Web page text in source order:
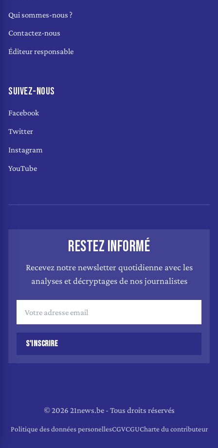
Qui sommes-nous ?
Contactez-nous
Éditeur responsable
SUIVEZ-NOUS
Facebook
Twitter
Instagram
YouTube
RESTEZ INFORMÉ
Recevez notre newsletter quotidienne avec les
analyses et décryptages de nos journalistes
S'INSCRIRE
© 2026 21news.be - Tous droits réservés
Politique des données personellesCGVCGUCharte du contributeur